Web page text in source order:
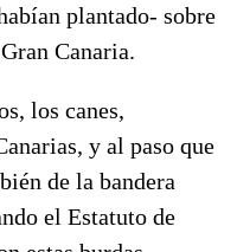
plantado- sobre
Canaria.
los canes,
y al paso que
de la bandera
el Estatuto de